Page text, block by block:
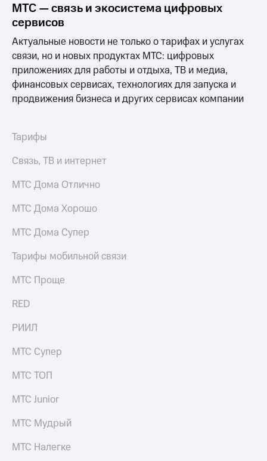
Собрания
акционеров
кабинет
акционера
Акционерный
капитал
Контроль
и
Описание
Программа
приобретения
Порядок
акций
Рынок
Еврооблигации-2023
Другое
Регистратор
Реквизиты
развитие
этика
На главную
МТС — связь и экосистема цифровых
сервисов
Актуальные новости не только о тарифах и услугах
связи, но и новых продуктах МТС: цифровых
приложениях для работы и отдыха, ТВ и медиа,
финансовых сервисах, технологиях для запуска и
продвижения бизнеса и других сервисах компании
Тарифы
Связь, ТВ и интернет
МТС Дома Отлично
МТС Дома Хорошо
МТС Дома Супер
Тарифы мобильной связи
МТС Проще
RED
РИИЛ
МТС Супер
МТС ТОП
МТС Junior
МТС Мудрый
МТС Налегке